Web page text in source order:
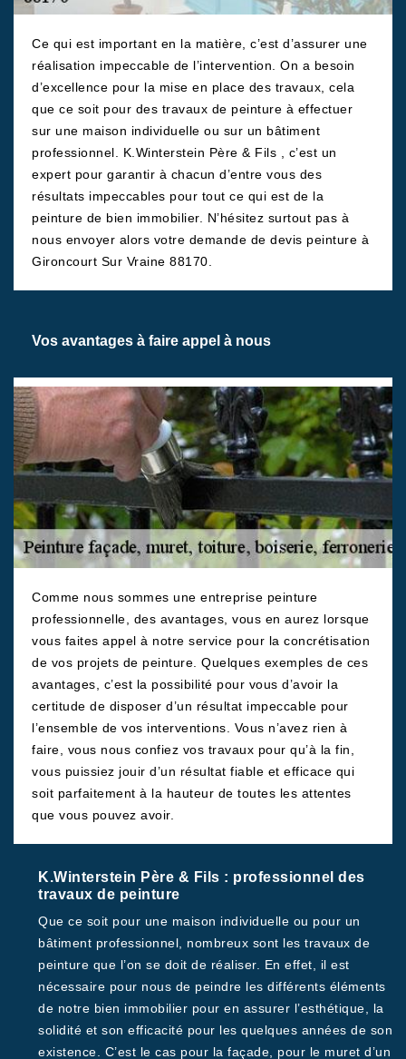
Ce qui est important en la matière, c’est d’assurer une
réalisation impeccable de l’intervention. On a besoin
d’excellence pour la mise en place des travaux, cela
que ce soit pour des travaux de peinture à effectuer
sur une maison individuelle ou sur un bâtiment
professionnel. K.Winterstein Père & Fils , c’est un
expert pour garantir à chacun d’entre vous des
résultats impeccables pour tout ce qui est de la
peinture de bien immobilier. N’hésitez surtout pas à
nous envoyer alors votre demande de devis peinture à
Gironcourt Sur Vraine 88170.
Vos avantages à faire appel à nous
Comme nous sommes une entreprise peinture
professionnelle, des avantages, vous en aurez lorsque
vous faites appel à notre service pour la concrétisation
de vos projets de peinture. Quelques exemples de ces
avantages, c’est la possibilité pour vous d’avoir la
certitude de disposer d’un résultat impeccable pour
l’ensemble de vos interventions. Vous n’avez rien à
faire, vous nous confiez vos travaux pour qu’à la fin,
vous puissiez jouir d’un résultat fiable et efficace qui
soit parfaitement à la hauteur de toutes les attentes
que vous pouvez avoir.
K.Winterstein Père & Fils : professionnel des
travaux de peinture
Que ce soit pour une maison individuelle ou pour un
bâtiment professionnel, nombreux sont les travaux de
peinture que l’on se doit de réaliser. En effet, il est
nécessaire pour nous de peindre les différents éléments
de notre bien immobilier pour en assurer l’esthétique, la
solidité et son efficacité pour les quelques années de son
existence. C’est le cas pour la façade, pour le muret d’un